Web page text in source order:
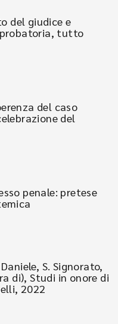
del giudice e
tutto
del caso
del
penale: pretese
S. Signorato,
di), Studi in onore di
2022